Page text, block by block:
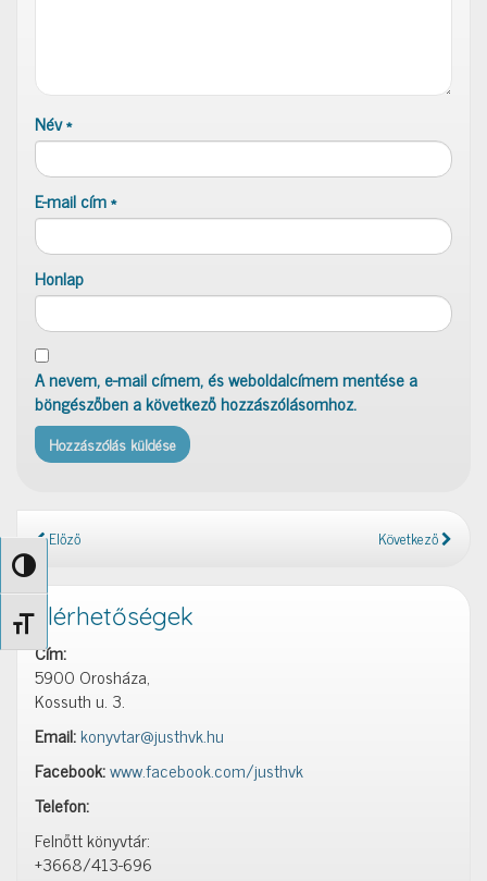
Nagy kontraszt váltása
Betűméret váltása
Név*
E-mail cím*
Honlap
A nevem, e-mail címem, és weboldalcímem mentése a
böngészőben a következő hozzászólásomhoz.
Előző Következő
Elérhetőségek
Cím:
5900 Orosháza,
Kossuth u. 3.
Email:konyvtar@justhvk.hu
Facebook:www.facebook.com/justhvk
Telefon:
Felnőtt könyvtár:
+3668/413-696